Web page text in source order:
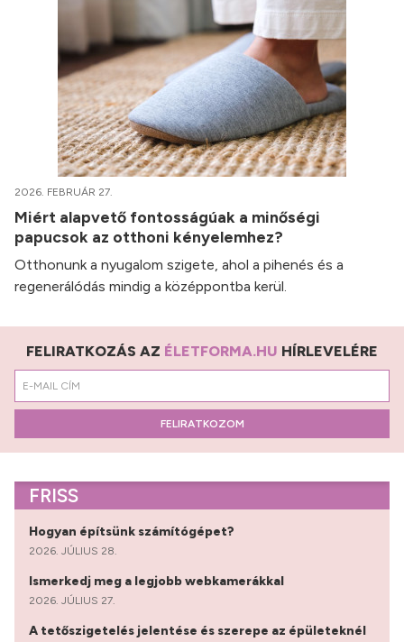
2026. FEBRUÁR 27.
Miért alapvető fontosságúak a minőségi
papucsok az otthoni kényelemhez?
Otthonunk a nyugalom szigete, ahol a pihenés és a
regenerálódás mindig a középpontba kerül.
FELIRATKOZÁS AZ ÉLETFORMA.HU HÍRLEVELÉRE
FELIRATKOZOM
FRISS
Hogyan építsünk számítógépet?
2026. JÚLIUS 28.
Ismerkedj meg a legjobb webkamerákkal
2026. JÚLIUS 27.
A tetőszigetelés jelentése és szerepe az épületeknél